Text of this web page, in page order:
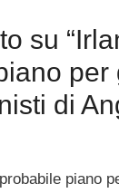
su
per
di
piano